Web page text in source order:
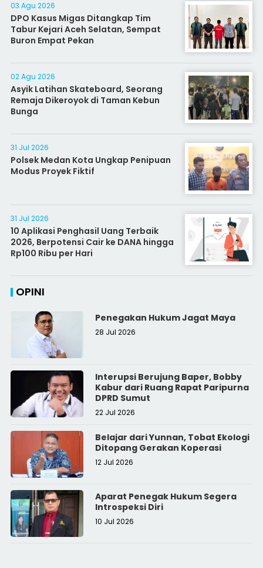
03 Agu 2026
DPO Kasus Migas Ditangkap Tim
Tabur Kejari Aceh Selatan, Sempat
Buron Empat Pekan
02 Agu 2026
Asyik Latihan Skateboard, Seorang
Remaja Dikeroyok di Taman Kebun
Bunga
31 Jul 2026
Polsek Medan Kota Ungkap Penipuan
Modus Proyek Fiktif
31 Jul 2026
10 Aplikasi Penghasil Uang Terbaik
2026, Berpotensi Cair ke DANA hingga
Rp100 Ribu per Hari
OPINI
Penegakan Hukum Jagat Maya
28 Jul 2026
Interupsi Berujung Baper, Bobby
Kabur dari Ruang Rapat Paripurna
DPRD Sumut
22 Jul 2026
Belajar dari Yunnan, Tobat Ekologi
Ditopang Gerakan Koperasi
12 Jul 2026
Aparat Penegak Hukum Segera
Introspeksi Diri
10 Jul 2026